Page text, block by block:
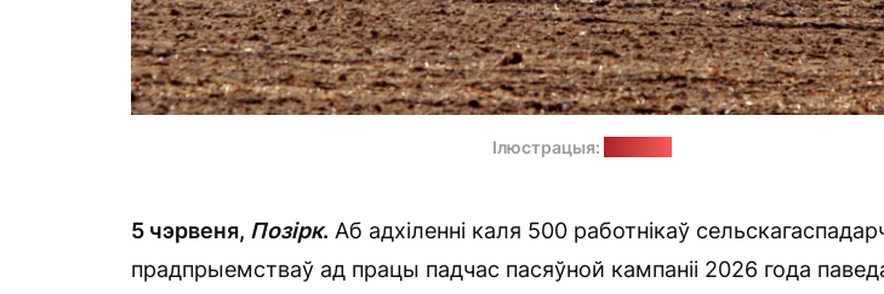
Ілюстрацыя:
5 чэрвеня, Позірк. Аб адхіленні каля 500 работнікаў
прадпрыемстваў ад працы падчас пасяўной кампаніі 2026 года